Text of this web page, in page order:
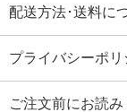
配送方法･送料に
プライバシーポリ
ご注文前にお読み